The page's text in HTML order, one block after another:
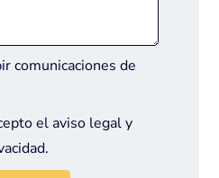
comunicaciones de
el aviso legaly
.